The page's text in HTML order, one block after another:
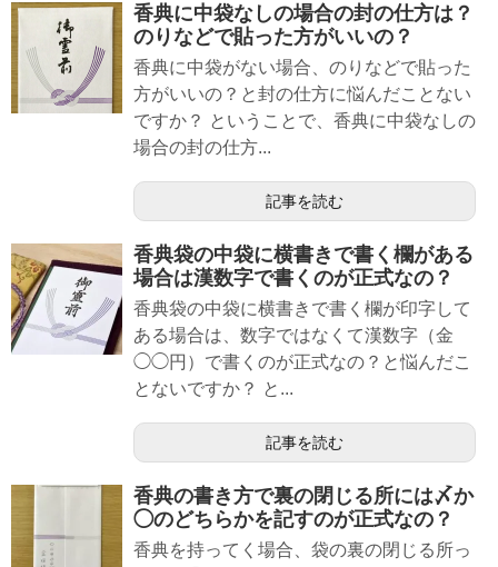
香典に中袋なしの場合の封の仕方は？
のりなどで貼った方がいいの？
香典に中袋がない場合、のりなどで貼った
方がいいの？と封の仕方に悩んだことない
ですか？ ということで、香典に中袋なしの
場合の封の仕方...
記事を読む
香典袋の中袋に横書きで書く欄がある
場合は漢数字で書くのが正式なの？
香典袋の中袋に横書きで書く欄が印字して
ある場合は、数字ではなくて漢数字（金
◯◯円）で書くのが正式なの？と悩んだこ
とないですか？ と...
記事を読む
香典の書き方で裏の閉じる所には〆か
◯のどちらかを記すのが正式なの？
香典を持ってく場合、袋の裏の閉じる所っ